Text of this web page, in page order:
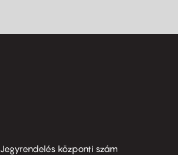
Jegyrendelés központi szám